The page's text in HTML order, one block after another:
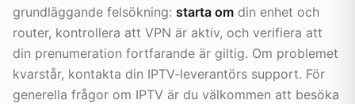
grundläggande felsökning: starta om din enhet och
router, kontrollera att VPN är aktiv, och verifiera att
din prenumeration fortfarande är giltig. Om problemet
kvarstår, kontakta din IPTV-leverantörs support. För
generella frågor om IPTV är du välkommen att besöka